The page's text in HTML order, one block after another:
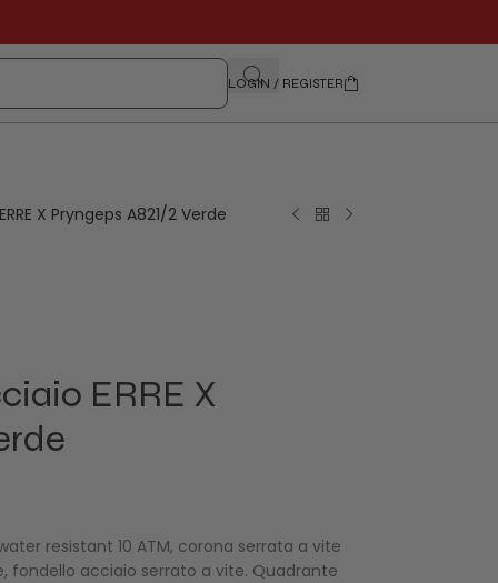
LOGIN / REGISTER
X Pryngeps A821/2 Verde
ERRE X
resistant 10 ATM, corona serrata a vite
fondello acciaio serrato a vite. Quadrante